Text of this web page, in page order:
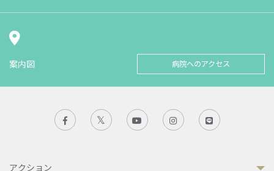
案内図 病院へのアクセス
アクション